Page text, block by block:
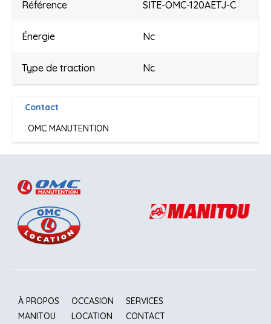
Référence SITE-OMC-120AETJ-C
Énergie Nc
Type de traction Nc
Contact
OMC MANUTENTION
À PROPOS
MANITOU
OCCASION
LOCATION
SERVICES
CONTACT